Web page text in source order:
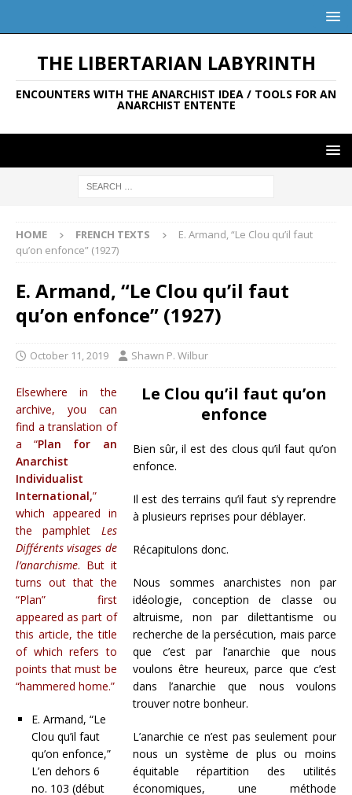
THE LIBERTARIAN LABYRINTH
ENCOUNTERS WITH THE ANARCHIST IDEA / TOOLS FOR AN
ANARCHIST ENTENTE
HOME FRENCH TEXTS
E. Armand, “Le Clou qu’il faut
qu’on enfonce” (1927)
E. Armand, “Le Clou qu’il faut
qu’on enfonce” (1927)
October 11, 2019 Shawn P. Wilbur
Elsewhere in the
archive, you can
find a translation of
a “Plan for an
Anarchist
Individualist
International,”
which appeared in
the pamphlet Les
Différents visages de
l’anarchisme. But it
turns out that the
“Plan” first
appeared as part of
this article, the title
of which refers to
points that must be
“hammered home.”
E. Armand, “Le
Clou qu’il faut
qu’on enfonce,”
L’en dehors 6
no. 103 (début
Le Clou qu’il faut qu’on
enfonce
Bien sûr, il est des clous qu’il faut qu’on
enfonce.
Il est des terrains qu’il faut s’y reprendre
à plusieurs reprises pour déblayer.
Récapitulons donc.
Nous sommes anarchistes non par
idéologie, conception de classe ou
altruisme, non par dilettantisme ou
recherche de la persécution, mais parce
que c’est par l’anarchie que nous
voulons être heureux, parce que c’est
dans l’anarchie que nous voulons
trouver notre bonheur.
L’anarchie ce n’est pas seulement pour
nous un système de plus ou moins
équitable répartition des utilités
économiques, une méthode